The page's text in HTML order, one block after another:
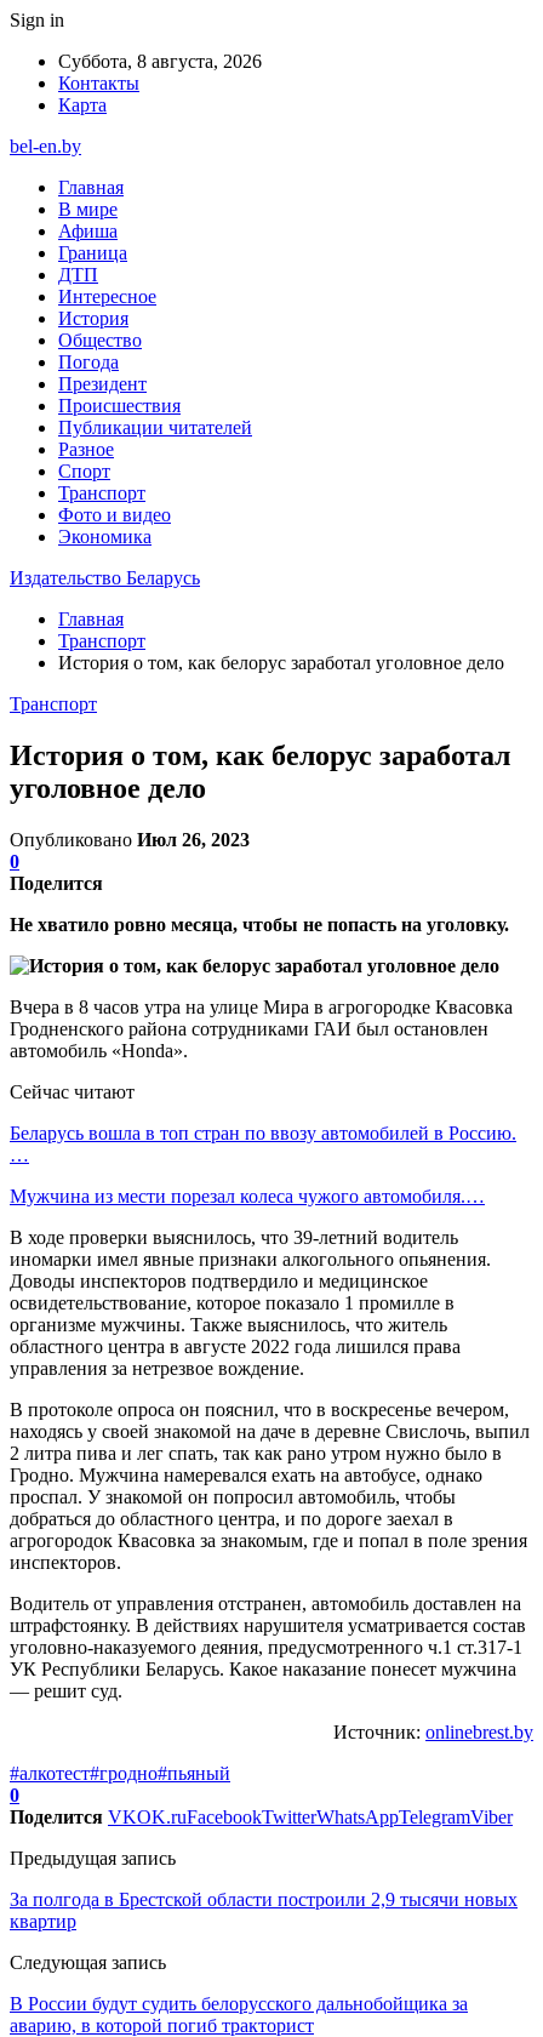
Sign in
Суббота, 8 августа, 2026
Контакты
Карта
bel-en.by
Главная
В мире
Афиша
Граница
ДТП
Интересное
История
Общество
Погода
Президент
Происшествия
Публикации читателей
Разное
Спорт
Транспорт
Фото и видео
Экономика
Издательство Беларусь
Главная
Транспорт
История о том, как белорус заработал уголовное дело
Транспорт
История о том, как белорус заработал
уголовное дело
Опубликовано Июл 26, 2023
0
Поделится
Не хватило ровно месяца, чтобы не попасть на уголовку.
Вчера в 8 часов утра на улице Мира в агрогородке Квасовка
Гродненского района сотрудниками ГАИ был остановлен
автомобиль «Honda».
Сейчас читают
Беларусь вошла в топ стран по ввозу автомобилей в Россию.
…
Мужчина из мести порезал колеса чужого автомобиля.…
В ходе проверки выяснилось, что 39-летний водитель
иномарки имел явные признаки алкогольного опьянения.
Доводы инспекторов подтвердило и медицинское
освидетельствование, которое показало 1 промилле в
организме мужчины. Также выяснилось, что житель
областного центра в августе 2022 года лишился права
управления за нетрезвое вождение.
В протоколе опроса он пояснил, что в воскресенье вечером,
находясь у своей знакомой на даче в деревне Свислочь, выпил
2 литра пива и лег спать, так как рано утром нужно было в
Гродно. Мужчина намеревался ехать на автобусе, однако
проспал. У знакомой он попросил автомобиль, чтобы
добраться до областного центра, и по дороге заехал в
агрогородок Квасовка за знакомым, где и попал в поле зрения
инспекторов.
Водитель от управления отстранен, автомобиль доставлен на
штрафстоянку. В действиях нарушителя усматривается состав
уголовно-наказуемого деяния, предусмотренного ч.1 ст.317-1
УК Республики Беларусь. Какое наказание понесет мужчина
— решит суд.
Источник: onlinebrest.by
#алкотест#гродно#пьяный
0
Поделится VKOK.ruFacebookTwitterWhatsAppTelegramViber
Предыдущая запись
За полгода в Брестской области построили 2,9 тысячи новых
квартир
Следующая запись
В России будут судить белорусского дальнобойщика за
аварию, в которой погиб тракторист